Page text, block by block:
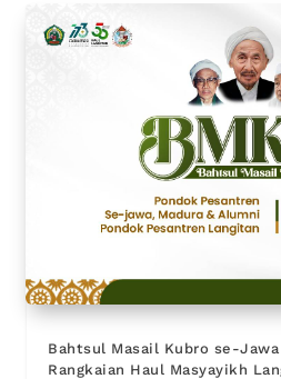
Bahtsul Masail Kubro se-
Rangkaian Haul Masyayikh